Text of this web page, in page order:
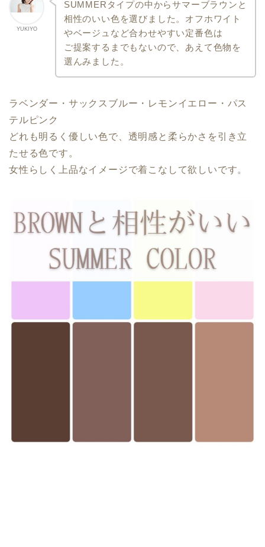
YUKIYO
SUMMERタイプの中からサマーブラウンと
相性のいい色を選びました。 オフホワイト
やベージュなど合わせやすい定番色は
ご提案するまでもないので、あえて色物を
選んみました。
ラベンダー・サックスブルー・レモンイエロー・パス
テル ピンク
どれも明るく優しい色で、透明感と柔らかさを引き立
たせる色です。
女性らしく上品なイメージで着こなして欲しいです。